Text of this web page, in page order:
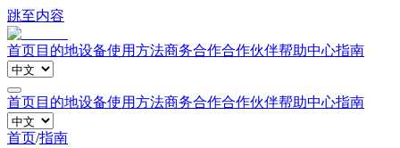
跳至内容
首页目的地设备使用方法商务合作合作伙伴帮助中心指南
首页目的地设备使用方法商务合作合作伙伴帮助中心指南
首页/指南